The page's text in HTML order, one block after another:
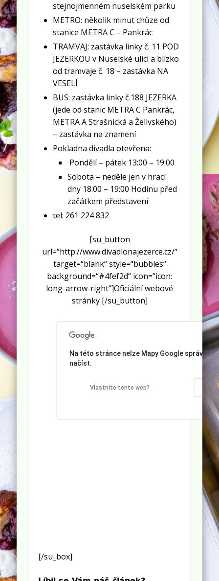
stejnojmenném nuselském parku
METRO: několik minut chůze od
stanice METRA C – Pankrác
TRAMVAJ: zastávka linky č. 11 POD
JEZERKOU v Nuselské ulici a blízko
od tramvaje č. 18 – zastávka NA
VESELÍ
BUS: zastávka linky č.188 JEZERKA
(jede od stanic METRA C Pankrác,
METRA A Strašnická a Želivského)
– zastávka na znamení
Pokladna divadla otevřena:
Pondělí – pátek 13:00 – 19:00
Sobota – neděle jen v hrací
dny 18:00 – 19:00 Hodinu před
začátkem představení
tel: 261 224 832
[su_button
url=“http://www.divadlonajezerce.cz/“
target=“blank“ style=“bubbles“
background=“#4fef2d“ icon=“icon:
long-arrow-right“]Oficiální webové
stránky [/su_button]
Na této stránce nelze Mapy Google správně
načíst.
Vlastníte tento web?
[/su_box]